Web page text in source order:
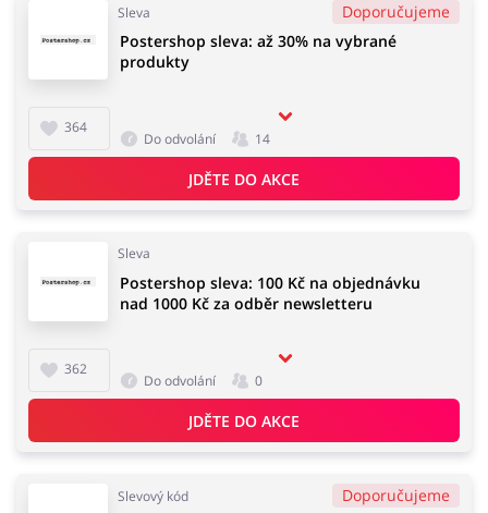
Auto
Domácnost a spotřebiče Turistika a cestování
Sleva Doporučujeme
364
Postershop sleva: až 30% na vybrané
produkty
Do odvolání 14
JDĚTE DO AKCE
Sleva
362
Postershop sleva: 100 Kč na objednávku
nad 1000 Kč za odběr newsletteru
Do odvolání 0
JDĚTE DO AKCE
Slevový kód Doporučujeme